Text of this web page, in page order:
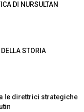
DI NURSULTAN
DELLA STORIA
le direttrici strategiche